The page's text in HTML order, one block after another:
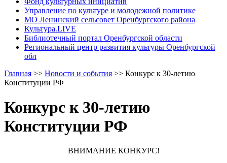
Управление по культуре и молодежной политике
МО Ленинский сельсовет Оренбургского района
Культура.LIVE
Библиотечный портал Оренбургской области
Региональный центр развития культуры Оренбургской
обл
Главная >> Новости и события >> Конкурс к 30-летию
Конституции РФ
Конкурс к 30-летию
Конституции РФ
ВНИМАНИЕ КОНКУРС!